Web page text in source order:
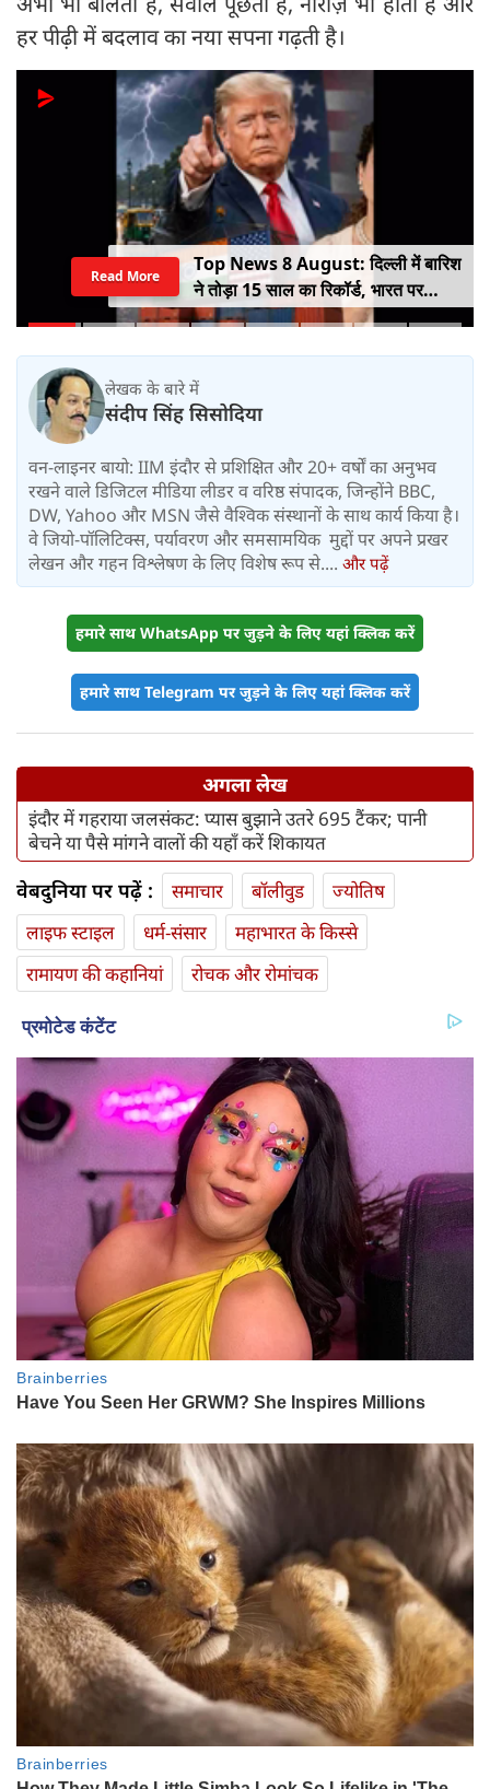
हर पीढ़ी में बदलाव का नया सपना गढ़ती है।
क्या भारत-बांग्लादेश संबंधों में रोड़ा बन रही हैं
शेख हसीना?
Read More
लेखक के बारे में
संदीप सिंह सिसोदिया
वन-लाइनर बायो: IIM इंदौर से प्रशिक्षित और 20+ वर्षों का अनुभव
रखने वाले डिजिटल मीडिया लीडर व वरिष्ठ संपादक, जिन्होंने BBC,
DW, Yahoo और MSN जैसे वैश्विक संस्थानों के साथ कार्य किया है।
वे जियो-पॉलिटिक्स, पर्यावरण और समसामयिक मुद्दों पर अपने प्रखर
लेखन और गहन विश्लेषण के लिए विशेष रूप से.... और पढ़ें
हमारे साथ WhatsApp पर जुड़ने के लिए यहां क्लिक करें
हमारे साथ Telegram पर जुड़ने के लिए यहां क्लिक करें
अगला लेख
इंदौर में गहराया जलसंकट: प्यास बुझाने उतरे 695 टैंकर; पानी
बेचने या पैसे मांगने वालों की यहाँ करें शिकायत
वेबदुनिया पर पढ़ें : समाचार बॉलीवुड
ज्योतिष
लाइफ स्‍टाइल
धर्म-संसार
महाभारत के किस्से
रामायण की कहानियां
रोचक और रोमांचक